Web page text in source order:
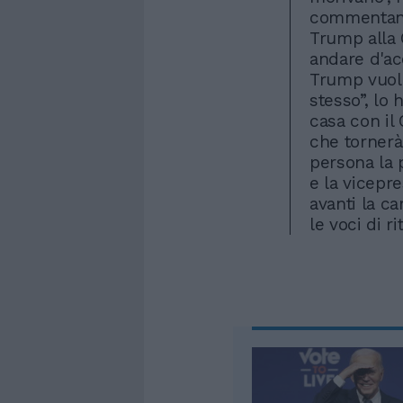
Trump alla
andare
Trump
stesso”, lo
casa con il
che
persona la
e la
avanti la
le voci di